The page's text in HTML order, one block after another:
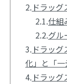
2. ドラッ
2.1.仕組
2.2.グル
3. ドラッ
化」と「
4. ドラッ